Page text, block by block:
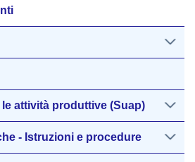
attività produttive (Suap)
- Istruzioni e procedure